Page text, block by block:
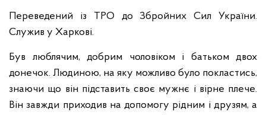
Переведений із ТРО до Збройних Сил України.
Служив у Харкові.
Був люблячим, добрим чоловіком і батьком двох
донечок. Людиною, на яку можливо було покластись,
знаючи що він підставить своє мужнє і вірне плече.
Він завжди приходив на допомогу рідним і друзям, а